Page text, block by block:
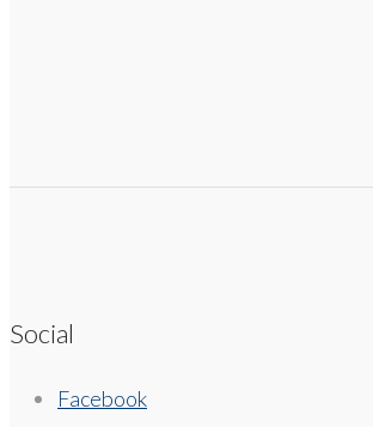
Social
Facebook